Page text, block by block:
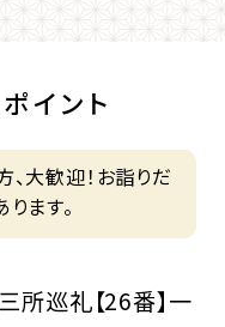
イント
大歓迎！お詣りだ
ます。
所巡礼【26番】一